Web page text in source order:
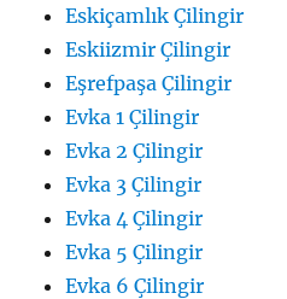
Eskiçamlık Çilingir
Eskiizmir Çilingir
Eşrefpaşa Çilingir
Evka 1 Çilingir
Evka 2 Çilingir
Evka 3 Çilingir
Evka 4 Çilingir
Evka 5 Çilingir
Evka 6 Çilingir